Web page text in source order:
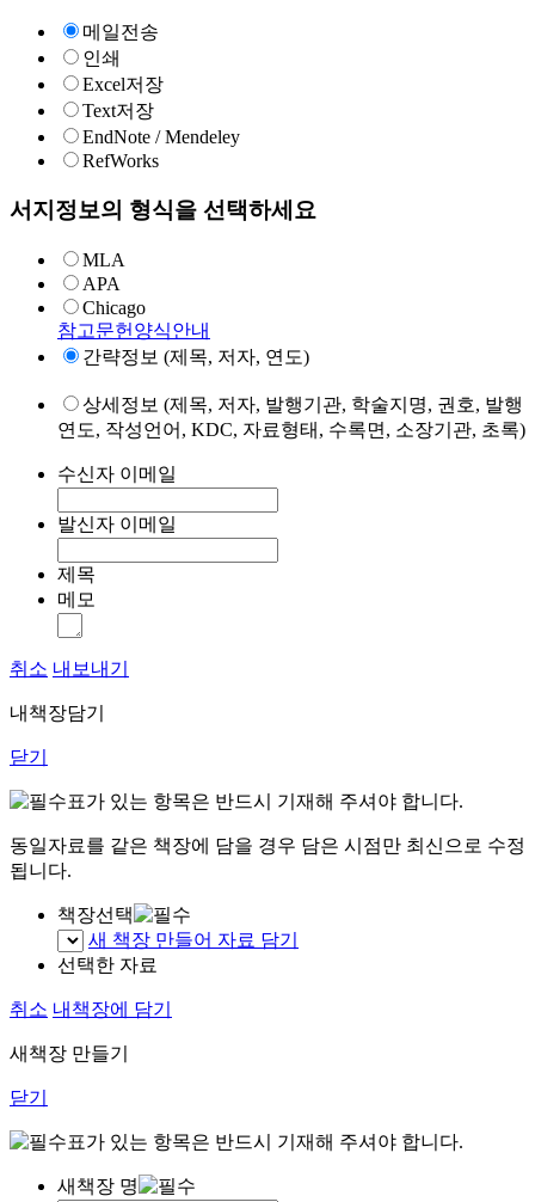
메일전송
인쇄
Excel저장
Text저장
EndNote / Mendeley
RefWorks
서지정보의 형식을 선택하세요
MLA
APA
Chicago
참고문헌양식안내
간략정보 (제목, 저자, 연도)
상세정보 (제목, 저자, 발행기관, 학술지명, 권호, 발행
연도, 작성언어, KDC, 자료형태, 수록면, 소장기관, 초록)
수신자 이메일
발신자 이메일
제목
메모
취소 내보내기
내책장담기
닫기
표가 있는 항목은 반드시 기재해 주셔야 합니다.
동일자료를 같은 책장에 담을 경우 담은 시점만 최신으로 수정
됩니다.
책장선택
새 책장 만들어 자료 담기
선택한 자료
취소 내책장에 담기
새책장 만들기
닫기
표가 있는 항목은 반드시 기재해 주셔야 합니다.
새책장 명